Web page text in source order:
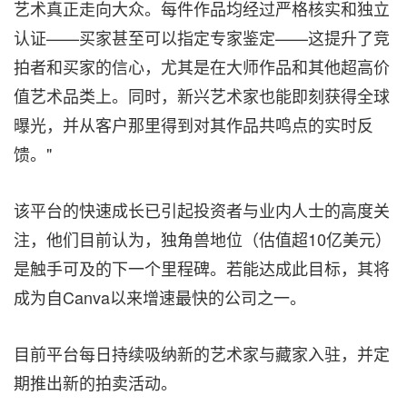
艺术真正走向大众。每件作品均经过严格核实和独立
认证——买家甚至可以指定专家鉴定——这提升了竞
拍者和买家的信心，尤其是在大师作品和其他超高价
值艺术品类上。同时，新兴艺术家也能即刻获得全球
曝光，并从客户那里得到对其作品共鸣点的实时反
馈。"
该平台的快速成长已引起投资者与业内人士的高度关
注，他们目前认为，独角兽地位（估值超10亿美元）
是触手可及的下一个里程碑。若能达成此目标，其将
成为自Canva以来增速最快的公司之一。
目前平台每日持续吸纳新的艺术家与藏家入驻，并定
期推出新的拍卖活动。